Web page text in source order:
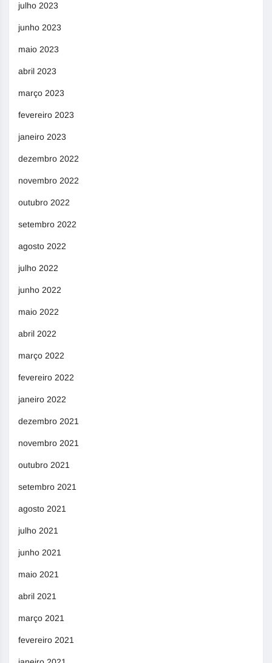
julho 2023
junho 2023
maio 2023
abril 2023
março 2023
fevereiro 2023
janeiro 2023
dezembro 2022
novembro 2022
outubro 2022
setembro 2022
agosto 2022
julho 2022
junho 2022
maio 2022
abril 2022
março 2022
fevereiro 2022
janeiro 2022
dezembro 2021
novembro 2021
outubro 2021
setembro 2021
agosto 2021
julho 2021
junho 2021
maio 2021
abril 2021
março 2021
fevereiro 2021